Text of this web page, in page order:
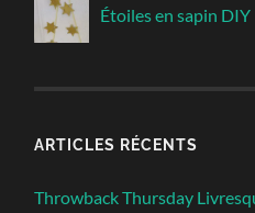
Étoiles en sapin DIY
ARTICLES RÉCENTS
Throwback Thursday